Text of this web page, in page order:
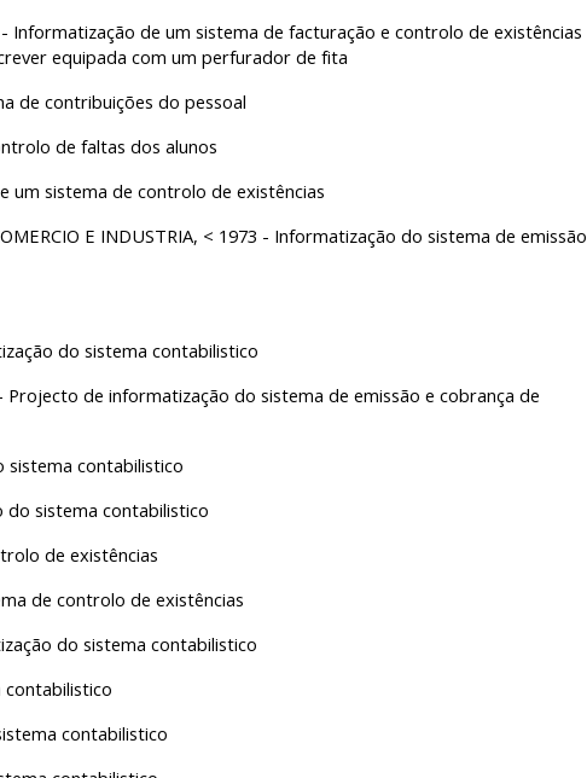
- Informatização de um sistema de facturação e controlo de existências
equipada com um perfurador de fita
de contribuições do pessoal
de faltas dos alunos
um sistema de controlo de existências
E INDUSTRIA, < 1973 - Informatização do sistema de emissão
do sistema contabilistico
Projecto de informatização do sistema de emissão e cobrança de
sistema contabilistico
do sistema contabilistico
de existências
de controlo de existências
do sistema contabilistico
contabilistico
contabilistico